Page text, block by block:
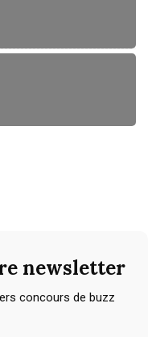
newsletter
concours de buzz